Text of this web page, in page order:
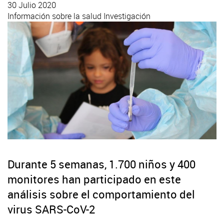
30 Julio 2020
Información sobre la salud Investigación
Durante 5 semanas, 1.700 niños y 400
monitores han participado en este
análisis sobre el comportamiento del
virus SARS-CoV-2